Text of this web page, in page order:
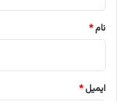
نام*
ایمیل*